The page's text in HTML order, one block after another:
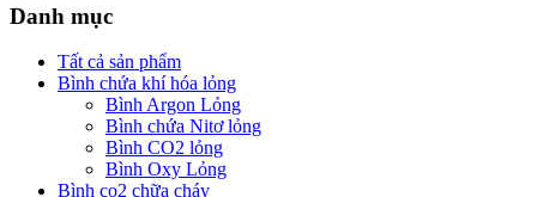
Danh mục
Tất cả sản phẩm
Bình chứa khí hóa lỏng
Bình Argon Lỏng
Bình chứa Nitơ lỏng
Bình CO2 lỏng
Bình Oxy Lỏng
Bình co2 chữa cháy